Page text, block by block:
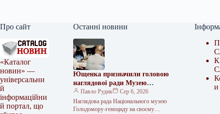
Про сайт
«Каталог
новин» —
універсальни
й
інформаційни
й портал, що
Останні новини
Ющенка призначили головою
наглядової ради Музею
Голодомору
Павло Рудик
Сер 6, 2026
Наглядова рада Національного музею
Голодомору-геноциду на своєму
и